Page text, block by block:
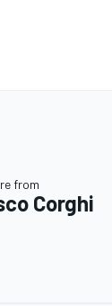
from
Corghi